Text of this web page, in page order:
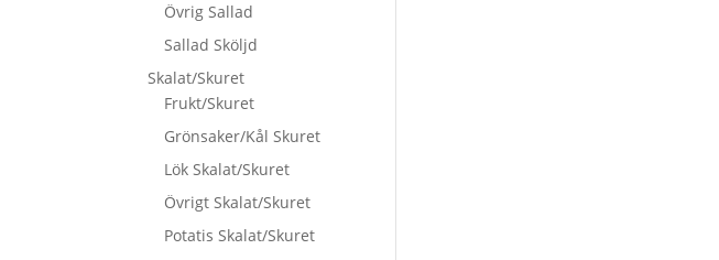
Övrig Sallad
Sallad Sköljd
Skalat/Skuret
Frukt/Skuret
Grönsaker/Kål Skuret
Lök Skalat/Skuret
Övrigt Skalat/Skuret
Potatis Skalat/Skuret